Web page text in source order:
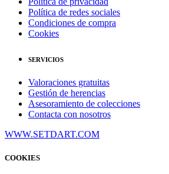
Política de redes sociales
Condiciones de compra
Cookies
SERVICIOS
Valoraciones gratuitas
Gestión de herencias
Asesoramiento de colecciones
Contacta con nosotros
WWW.SETDART.COM
COOKIES